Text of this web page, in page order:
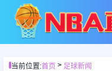
首页
当前位置:首页> 足球新闻